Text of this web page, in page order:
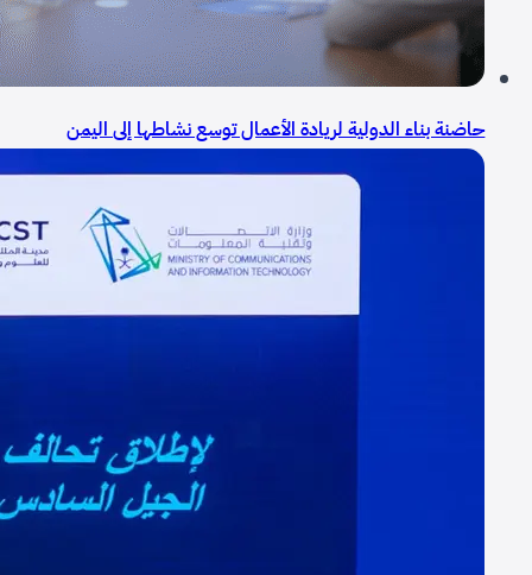
حاضنة بناء الدولية لريادة الأعمال توسع نشاطها إلى اليمن